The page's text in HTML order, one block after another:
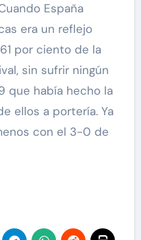
España
era un reflejo
por ciento de la
sin sufrir ningún
que había hecho la
ellos a portería. Ya
con el 3-0 de